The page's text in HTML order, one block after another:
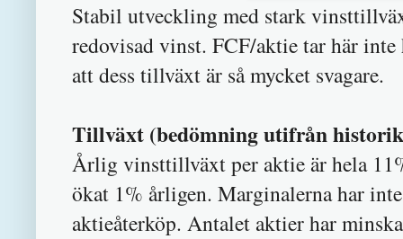
Stabil utveckling med stark
redovisad vinst. FCF/aktie tar här
att dess tillväxt är så mycket svagare.
Tillväxt (bedömning utifrån
Årlig vinsttillväxt per aktie är hela
ökat 1% årligen. Marginalerna har
aktieåterköp. Antalet aktier har